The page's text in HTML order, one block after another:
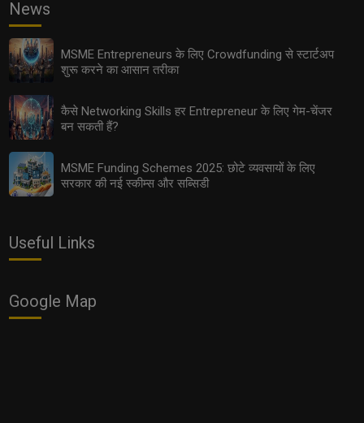
EV Supply Chain: इलेक्ट्रिक व्हीकल इंडस्ट्री में छोटे कारोबारियों
के लिए सुनहरे अवसर
News
MSME Entrepreneurs के लिए Crowdfunding से स्टार्टअप
शुरू करने का आसान तरीका
कैसे Networking Skills हर Entrepreneur के लिए गेम-चेंजर
बन सकती हैं?
MSME Funding Schemes 2025: छोटे व्यवसायों के लिए
सरकार की नई स्कीम्स और सब्सिडी
Useful Links
Google Map